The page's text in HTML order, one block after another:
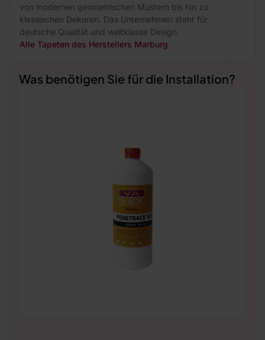
von modernen geometrischen Mustern bis hin zu
klassischen Dekoren. Das Unternehmen steht für
deutsche Qualität und weltklasse Design.
Alle Tapeten des Herstellers Marburg
Was benötigen Sie für die Installation?